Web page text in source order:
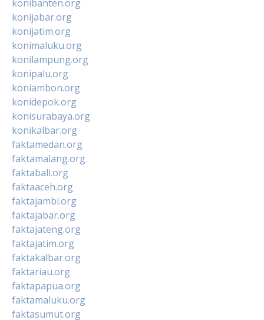
konibanten.org
konijabar.org
konijatim.org
konimaluku.org
konilampung.org
konipalu.org
koniambon.org
konidepok.org
konisurabaya.org
konikalbar.org
faktamedan.org
faktamalang.org
faktabali.org
faktaaceh.org
faktajambi.org
faktajabar.org
faktajateng.org
faktajatim.org
faktakalbar.org
faktariau.org
faktapapua.org
faktamaluku.org
faktasumut.org